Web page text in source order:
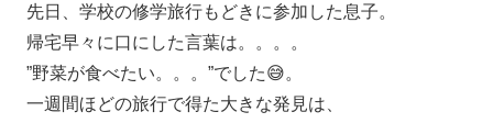
先日、学校の修学旅行もどきに参加した息子。
帰宅早々に口にした言葉は。。。。
”野菜が食べたい。。。”でした😅。
一週間ほどの旅行で得た大きな発見は、